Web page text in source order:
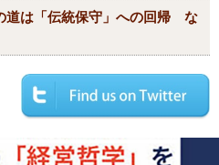
道は「伝統保守」への回帰 な